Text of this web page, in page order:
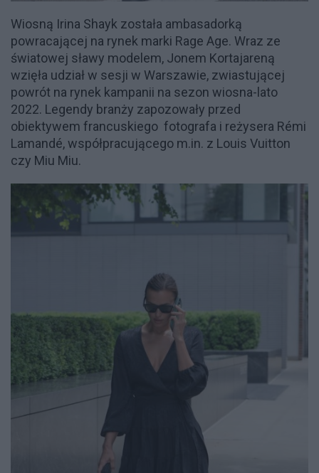
Wiosną Irina Shayk została ambasadorką
powracającej na rynek marki Rage Age. Wraz ze
światowej sławy modelem, Jonem Kortajareną
wzięła udział w sesji w Warszawie, zwiastującej
powrót na rynek kampanii na sezon wiosna-lato
2022. Legendy branży zapozowały przed
obiektywem francuskiego fotografa i reżysera Rémi
Lamandé, współpracującego m.in. z Louis Vuitton
czy Miu Miu.